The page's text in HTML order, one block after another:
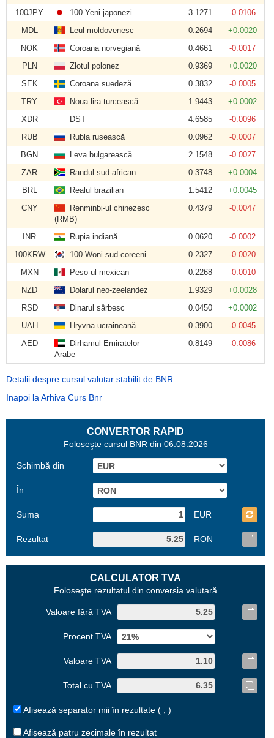
100JPY
100 Yeni japonezi 3.1271
-0.0106
MDL
Leul moldovenesc 0.2694
+0.0020
NOK
Coroana norvegiană 0.4661
-0.0017
PLN
Zlotul polonez 0.9369
+0.0020
SEK
Coroana suedeză 0.3832
-0.0005
TRY
Noua lira turcească 1.9443
+0.0002
XDR
DST 4.6585
-0.0096
RUB
Rubla rusească 0.0962
-0.0007
BGN
Leva bulgarească 2.1548
-0.0027
ZAR
Randul sud-african 0.3748
+0.0004
BRL
Realul brazilian 1.5412
+0.0045
CNY
Renminbi-ul chinezesc
(RMB)
0.4379 -0.0047
INR Rupia indiană 0.0620
-0.0002
100KRW
100 Woni sud-coreeni 0.2327
-0.0020
MXN
Peso-ul mexican 0.2268
-0.0010
NZD
Dolarul neo-zeelandez 1.9329
+0.0028
RSD
Dinarul sârbesc 0.0450
+0.0002
UAH
Hryvna ucraineană 0.3900
-0.0045
AED
Dirhamul Emiratelor
Arabe
0.8149 -0.0086
Detalii despre cursul valutar stabilit de BNR
Inapoi la Arhiva Curs Bnr
CONVERTOR RAPID
Foloseşte cursul BNR din 06.08.2026
Schimbă din
În
Suma EUR
Rezultat RON
CALCULATOR TVA
Foloseşte rezultatul din conversia valutară
Valoare fără TVA
Procent TVA
Valoare TVA
Total cu TVA
Afișează separator mii în rezultate ( , )
Afișează patru zecimale în rezultat